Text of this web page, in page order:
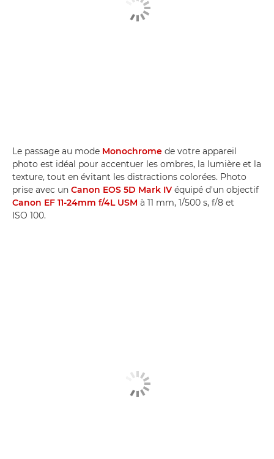
Le passage au mode Monochrome de votre appareil
photo est idéal pour accentuer les ombres, la lumière et la
texture, tout en évitant les distractions colorées. Photo
prise avec un Canon EOS 5D Mark IV équipé d'un objectif
Canon EF 11-24mm f/4L USM à 11 mm, 1/500 s, f/8 et
ISO 100.